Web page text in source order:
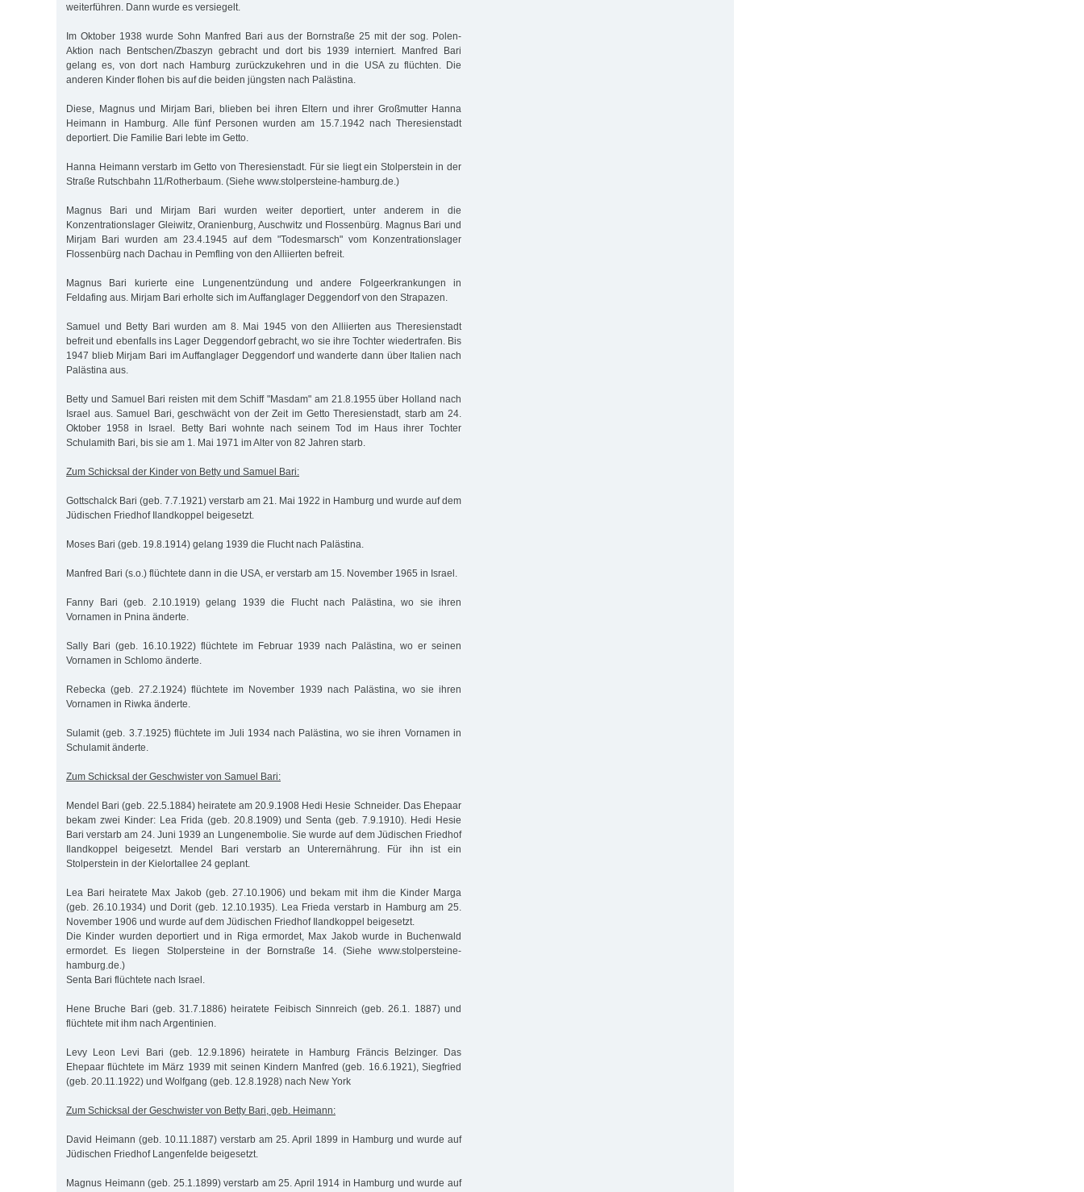
weiterführen. Dann wurde es versiegelt.
Im Oktober 1938 wurde Sohn Manfred Bari aus der Bornstraße 25 mit der sog. Polen-
Aktion nach Bentschen/Zbaszyn gebracht und dort bis 1939 interniert. Manfred Bari
gelang es, von dort nach Hamburg zurückzukehren und in die USA zu flüchten. Die
anderen Kinder flohen bis auf die beiden jüngsten nach Palästina.
Diese, Magnus und Mirjam Bari, blieben bei ihren Eltern und ihrer Großmutter Hanna
Heimann in Hamburg. Alle fünf Personen wurden am 15.7.1942 nach Theresienstadt
deportiert. Die Familie Bari lebte im Getto.
Hanna Heimann verstarb im Getto von Theresienstadt. Für sie liegt ein Stolperstein in der
Straße Rutschbahn 11/Rotherbaum. (Siehe www.stolpersteine-hamburg.de.)
Magnus Bari und Mirjam Bari wurden weiter deportiert, unter anderem in die
Konzentrationslager Gleiwitz, Oranienburg, Auschwitz und Flossenbürg. Magnus Bari und
Mirjam Bari wurden am 23.4.1945 auf dem "Todesmarsch" vom Konzentrationslager
Flossenbürg nach Dachau in Pemfling von den Alliierten befreit.
Magnus Bari kurierte eine Lungenentzündung und andere Folgeerkrankungen in
Feldafing aus. Mirjam Bari erholte sich im Auffanglager Deggendorf von den Strapazen.
Samuel und Betty Bari wurden am 8. Mai 1945 von den Alliierten aus Theresienstadt
befreit und ebenfalls ins Lager Deggendorf gebracht, wo sie ihre Tochter wiedertrafen. Bis
1947 blieb Mirjam Bari im Auffanglager Deggendorf und wanderte dann über Italien nach
Palästina aus.
Betty und Samuel Bari reisten mit dem Schiff "Masdam" am 21.8.1955 über Holland nach
Israel aus. Samuel Bari, geschwächt von der Zeit im Getto Theresienstadt, starb am 24.
Oktober 1958 in Israel. Betty Bari wohnte nach seinem Tod im Haus ihrer Tochter
Schulamith Bari, bis sie am 1. Mai 1971 im Alter von 82 Jahren starb.
Zum Schicksal der Kinder von Betty und Samuel Bari:
Gottschalck Bari (geb. 7.7.1921) verstarb am 21. Mai 1922 in Hamburg und wurde auf dem
Jüdischen Friedhof Ilandkoppel beigesetzt.
Moses Bari (geb. 19.8.1914) gelang 1939 die Flucht nach Palästina.
Manfred Bari (s.o.) flüchtete dann in die USA, er verstarb am 15. November 1965 in Israel.
Fanny Bari (geb. 2.10.1919) gelang 1939 die Flucht nach Palästina, wo sie ihren
Vornamen in Pnina änderte.
Sally Bari (geb. 16.10.1922) flüchtete im Februar 1939 nach Palästina, wo er seinen
Vornamen in Schlomo änderte.
Rebecka (geb. 27.2.1924) flüchtete im November 1939 nach Palästina, wo sie ihren
Vornamen in Riwka änderte.
Sulamit (geb. 3.7.1925) flüchtete im Juli 1934 nach Palästina, wo sie ihren Vornamen in
Schulamit änderte.
Zum Schicksal der Geschwister von Samuel Bari:
Mendel Bari (geb. 22.5.1884) heiratete am 20.9.1908 Hedi Hesie Schneider. Das Ehepaar
bekam zwei Kinder: Lea Frida (geb. 20.8.1909) und Senta (geb. 7.9.1910). Hedi Hesie
Bari verstarb am 24. Juni 1939 an Lungenembolie. Sie wurde auf dem Jüdischen Friedhof
Ilandkoppel beigesetzt. Mendel Bari verstarb an Unterernährung. Für ihn ist ein
Stolperstein in der Kielortallee 24 geplant.
Lea Bari heiratete Max Jakob (geb. 27.10.1906) und bekam mit ihm die Kinder Marga
(geb. 26.10.1934) und Dorit (geb. 12.10.1935). Lea Frieda verstarb in Hamburg am 25.
November 1906 und wurde auf dem Jüdischen Friedhof Ilandkoppel beigesetzt.
Die Kinder wurden deportiert und in Riga ermordet, Max Jakob wurde in Buchenwald
ermordet. Es liegen Stolpersteine in der Bornstraße 14. (Siehe www.stolpersteine-
hamburg.de.)
Senta Bari flüchtete nach Israel.
Hene Bruche Bari (geb. 31.7.1886) heiratete Feibisch Sinnreich (geb. 26.1. 1887) und
flüchtete mit ihm nach Argentinien.
Levy Leon Levi Bari (geb. 12.9.1896) heiratete in Hamburg Fräncis Belzinger. Das
Ehepaar flüchtete im März 1939 mit seinen Kindern Manfred (geb. 16.6.1921), Siegfried
(geb. 20.11.1922) und Wolfgang (geb. 12.8.1928) nach New York
Zum Schicksal der Geschwister von Betty Bari, geb. Heimann:
David Heimann (geb. 10.11.1887) verstarb am 25. April 1899 in Hamburg und wurde auf
Jüdischen Friedhof Langenfelde beigesetzt.
Magnus Heimann (geb. 25.1.1899) verstarb am 25. April 1914 in Hamburg und wurde auf